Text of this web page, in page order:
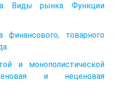
Виды рынка. Функции
финансового, товарного
и монополистической
и неценовая